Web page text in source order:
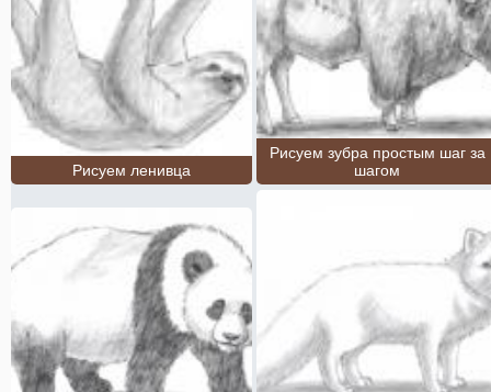
Рисуем ленивца
Рисуем зубра простым шаг за
шагом